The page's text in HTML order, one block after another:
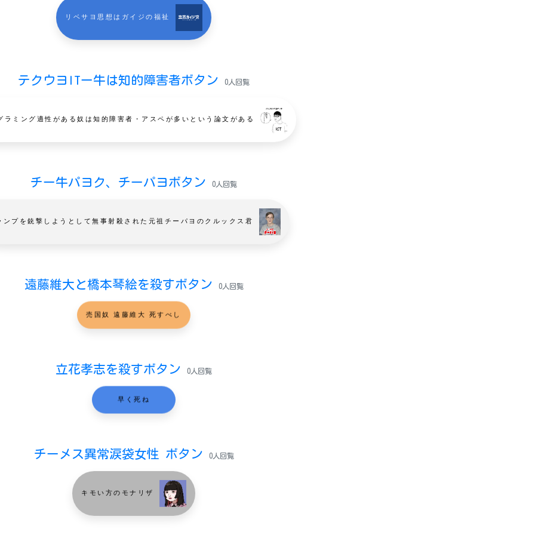
リベサヨ思想はガイジの福祉
テクウヨITー牛は知的障害者ボタン 0人回覧
ラミング適性がある奴は知的障害者・アスペが多いという論文がある
チー牛パヨク、チーパヨボタン 0人回覧
ンプを銃撃しようとして無事射殺された元祖チーパヨのクルックス君
遠藤維大と橋本琴絵を殺すボタン 0人回覧
売国奴 遠藤維大 死すべし
立花孝志を殺すボタン 0人回覧
早く死ね
チーメス異常涙袋女性 ボタン 0人回覧
キモい方のモナリザ